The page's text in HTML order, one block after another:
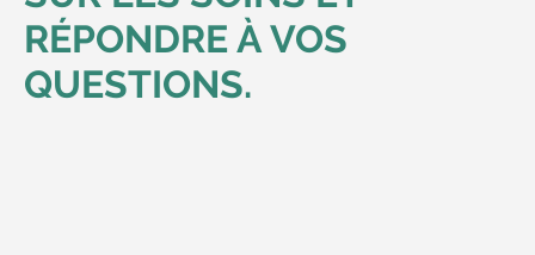
RÉPONDRE À VOS
QUESTIONS.